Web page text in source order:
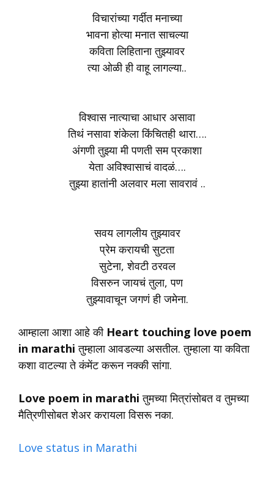
विचारांच्या गर्दीत मनाच्या
भावना होत्या मनात साचल्या
कविता लिहिताना तुझ्यावर
त्या ओळी ही वाहू लागल्या..
विश्वास नात्याचा आधार असावा
तिथं नसावा शंकेला किंचितही थारा….
अंगणी तुझ्या मी पणती सम प्रकाशा
येता अविश्वासाचं वादळं….
तुझ्या हातांनी अलवार मला सावरावं ..
सवय लागलीय तुझ्यावर
प्रेम करायची सुटता
सुटेना, शेवटी ठरवल
विसरुन जायचं तुला, पण
तुझ्यावाचून जगणं ही जमेना.
आम्‍हाला आशा आहे की Heart touching love poem
in marathi तुम्हाला आवडल्या असतील. तुम्हाला या कविता
कशा वाटल्या ते कंमेंट करून नक्की सांगा.
Love poem in marathi तुमच्या मित्रांसोबत व तुमच्या
मैत्रिणीसोबत शेअर करायला विसरू नका.
Love status in Marathi